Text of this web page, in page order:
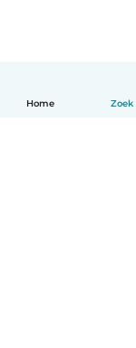
Home Zoek